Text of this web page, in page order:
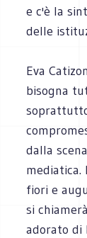
e c'è la
delle
Eva
bisogna
dalla
fiori e
si
adorato di